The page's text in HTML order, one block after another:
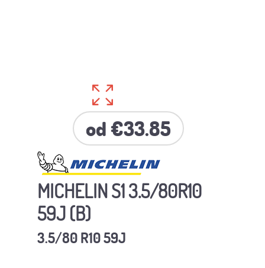
od €33.85
MICHELIN S1 3.5/80R10
59J (B)
3.5/80 R10 59J